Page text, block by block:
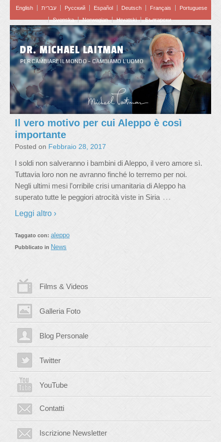
English עברית Pусский Español Deutsch Français
Portuguese
Svenska
Norwegian Hrvatski Български
DR. MICHAEL LAITMAN
PER CAMBIARE IL MONDO – CAMBIAMO L'UOMO
Il vero motivo per cui Aleppo è così
importante
Posted on Febbraio 28, 2017
I soldi non salveranno i bambini di Aleppo, il vero amore sì.
Tuttavia loro non ne avranno finché lo terremo per noi.
Negli ultimi mesi l’orribile crisi umanitaria di Aleppo ha
superato tutte le peggiori atrocità viste in Siria …
Leggi altro ›
Taggato con: aleppo
Pubblicato in News
Films & Videos
Galleria Foto
Blog Personale
Twitter
YouTube
Contatti
Iscrizione Newsletter